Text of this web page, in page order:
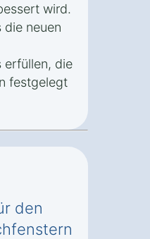
wird.
die neuen
erfüllen, die
festgelegt
den